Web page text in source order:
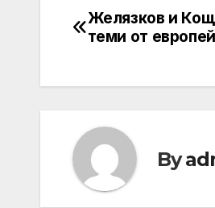
Post
Желязков и
теми от
By